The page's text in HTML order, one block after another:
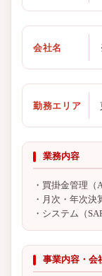
会社名
勤務エリア
業務内容
・買掛金管理（
・月次・年次決
・システム（
事業内容・会